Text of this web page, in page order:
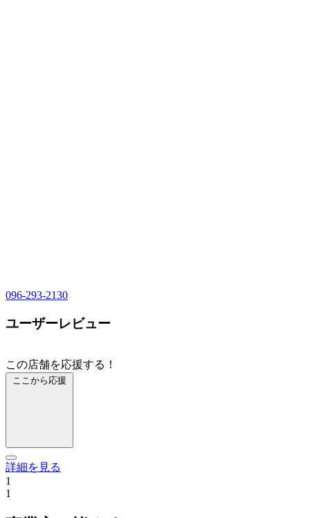
096-293-2130
ユーザーレビュー
この店舗を応援する！
ここから応援
詳細を見る
1
1